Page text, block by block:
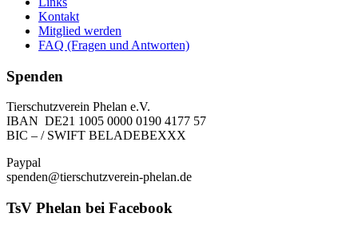
Kontakt
Mitglied werden
FAQ (Fragen und Antworten)
Spenden
Tierschutzverein Phelan e.V.
IBAN DE21 1005 0000 0190 4177 57
BIC – / SWIFT BELADEBEXXX
Paypal
spenden@tierschutzverein-phelan.de
TsV Phelan bei Facebook